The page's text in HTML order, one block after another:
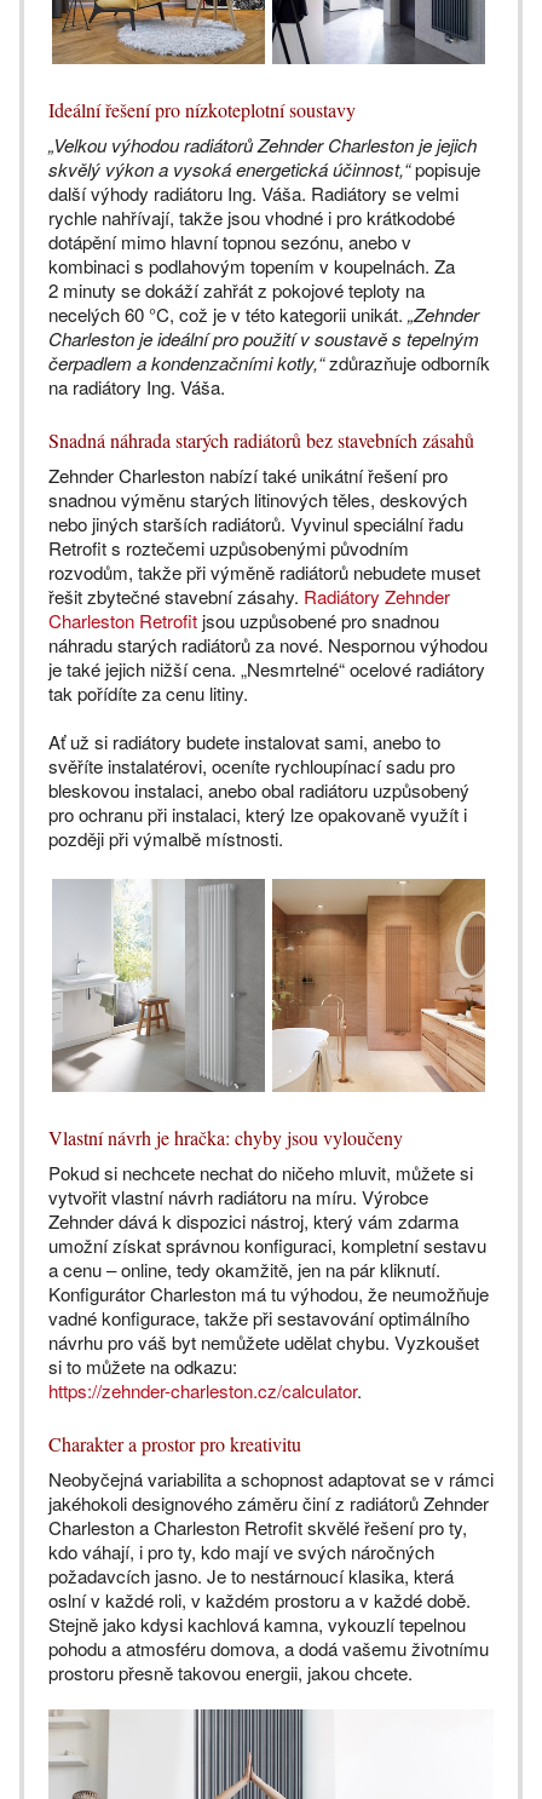
Ideální řešení pro nízkoteplotní soustavy
„Velkou výhodou radiátorů Zehnder Charleston je jejich
skvělý výkon a vysoká energetická účinnost,“popisuje
další výhody radiátoru Ing. Váša. Radiátory se velmi
rychle nahřívají, takže jsou vhodné i pro krátkodobé
dotápění mimo hlavní topnou sezónu, anebo v
kombinaci s podlahovým topením v koupelnách. Za
2 minuty se dokáží zahřát z pokojové teploty na
necelých 60 °C, což je v této kategorii unikát. „Zehnder
Charleston je ideální pro použití v soustavě s tepelným
čerpadlem a kondenzačními kotly,“zdůrazňuje odborník
na radiátory Ing. Váša.
Snadná náhrada starých radiátorů bez stavebních zásahů
Zehnder Charleston nabízí také unikátní řešení pro
snadnou výměnu starých litinových těles, deskových
nebo jiných starších radiátorů. Vyvinul speciální řadu
Retrofit s roztečemi uzpůsobenými původním
rozvodům, takže při výměně radiátorů nebudete muset
řešit zbytečné stavební zásahy. Radiátory Zehnder
Charleston Retrofit jsou uzpůsobené pro snadnou
náhradu starých radiátorů za nové. Nespornou výhodou
je také jejich nižší cena. „Nesmrtelné“ ocelové radiátory
tak pořídíte za cenu litiny.
Ať už si radiátory budete instalovat sami, anebo to
svěříte instalatérovi, oceníte rychloupínací sadu pro
bleskovou instalaci, anebo obal radiátoru uzpůsobený
pro ochranu při instalaci, který lze opakovaně využít i
později při výmalbě místnosti.
Vlastní návrh je hračka: chyby jsou vyloučeny
Pokud si nechcete nechat do ničeho mluvit, můžete si
vytvořit vlastní návrh radiátoru na míru. Výrobce
Zehnder dává k dispozici nástroj, který vám zdarma
umožní získat správnou konfiguraci, kompletní sestavu
a cenu – online, tedy okamžitě, jen na pár kliknutí.
Konfigurátor Charleston má tu výhodou, že neumožňuje
vadné konfigurace, takže při sestavování optimálního
návrhu pro váš byt nemůžete udělat chybu. Vyzkoušet
si to můžete na odkazu:
https://zehnder-charleston.cz/calculator.
Charakter a prostor pro kreativitu
Neobyčejná variabilita a schopnost adaptovat se v rámci
jakéhokoli designového záměru činí z radiátorů Zehnder
Charleston a Charleston Retrofit skvělé řešení pro ty,
kdo váhají, i pro ty, kdo mají ve svých náročných
požadavcích jasno. Je to nestárnoucí klasika, která
oslní v každé roli, v každém prostoru a v každé době.
Stejně jako kdysi kachlová kamna, vykouzlí tepelnou
pohodu a atmosféru domova, a dodá vašemu životnímu
prostoru přesně takovou energii, jakou chcete.